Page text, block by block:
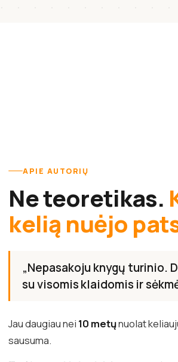
APIE AUTORIŲ
Ne teoretikas.
kelią nuėjo
„Nepasakoju knygų turinio.
su visomis klaidomis ir
Jau daugiau nei 10 metųnuolat
sausuma.